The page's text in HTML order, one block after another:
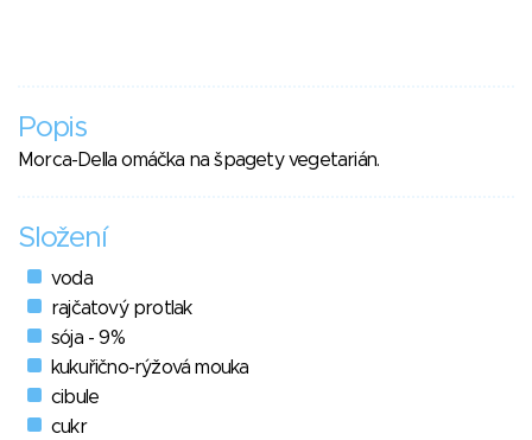
Popis
Morca-Della omáčka na špagety vegetarián.
Složení
voda
rajčatový protlak
sója - 9%
kukuřično-rýžová mouka
cibule
cukr